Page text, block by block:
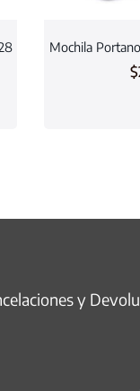
Mochila
$
y